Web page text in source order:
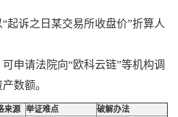
起诉之日某交易所收盘价”折算人
申请法院向“欧科云链”等机构调
数额。
来源 举证难点 破解办法